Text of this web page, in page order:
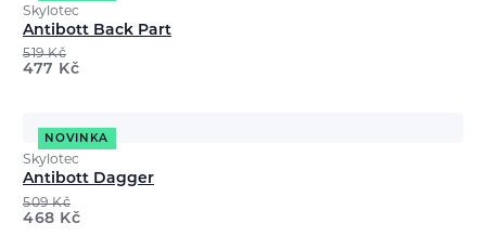
Skylotec
Antibott Back Part
519Kč
477 Kč
NOVINKA
Skylotec
Antibott Dagger
509Kč
468 Kč